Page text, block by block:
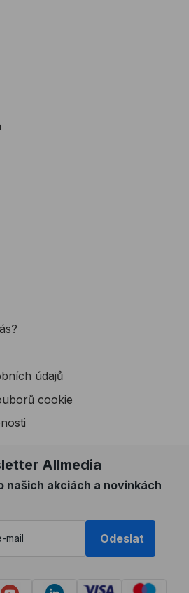
údajů
cookie
Allmedia
našich akciách a novinkách
Odeslat